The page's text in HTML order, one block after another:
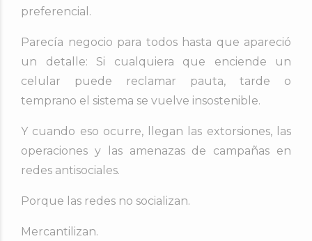
preferencial.
Parecía negocio para todos hasta que apareció
un detalle: Si cualquiera que enciende un
celular puede reclamar pauta, tarde o
temprano el sistema se vuelve insostenible.
Y cuando eso ocurre, llegan las extorsiones, las
operaciones y las amenazas de campañas en
redes antisociales.
Porque las redes no socializan.
Mercantilizan.